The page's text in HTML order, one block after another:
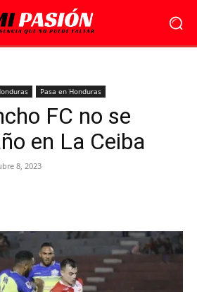
Pasa en Honduras
FC no se
en La Ceiba
8, 2023